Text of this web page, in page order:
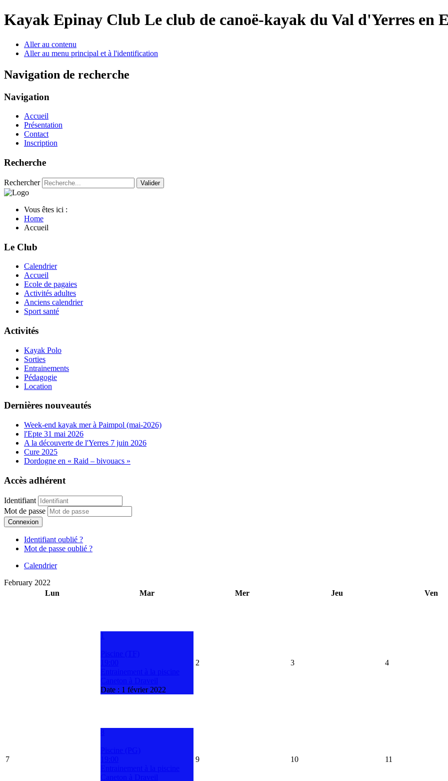
Kayak Epinay Club Le club de canoë-kayak du Val d'Yerres en
Aller au contenu
Aller au menu principal et à l'identification
Navigation de recherche
Navigation
Accueil
Présentation
Contact
Inscription
Recherche
Rechercher Valider
Vous êtes ici :
Home
Accueil
Le Club
Calendrier
Accueil
Ecole de pagaies
Activités adultes
Anciens calendrier
Sport santé
Activités
Kayak Polo
Sorties
Entrainements
Pédagogie
Location
Dernières nouveautés
Week-end kayak mer à Paimpol (mai-2026)
l'Epte 31 mai 2026
A la découverte de l'Yerres 7 juin 2026
Cure 2025
Dordogne en « Raid – bivouacs »
Accès adhérent
Identifiant
Mot de passe
Connexion
Identifiant oublié ?
Mot de passe oublié ?
Calendrier
February 2022
Lun
Mar Mer Jeu Ven
Date : 1 février 2022
2 3 4
7 9 10 11